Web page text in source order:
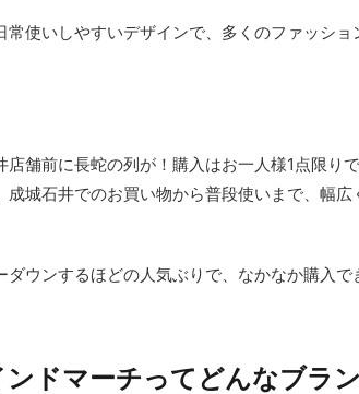
常使いしやすいデザインで、多くのファッショ
店舗前に長蛇の列が！購入はお一人様1点限り
成城石井でのお買い物から普段使いまで、幅
ダウンするほどの人気ぶりで、なかなか購入
ドマーチってどんなブラ